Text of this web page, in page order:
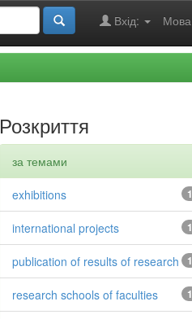
Мова
Вхід:
Розкриття
за темами
1
exhibitions
1
international projects
1
publication of results of research
1
research schools of faculties